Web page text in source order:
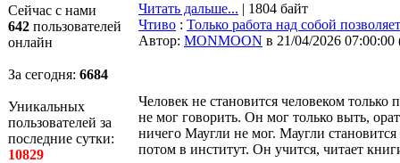
Сейчас с нами
642 пользователей
онлайн
За сегодня: 6684
Уникальных
пользователей за
последние сутки:
10829
Читать дальше... | 1804 байт
Чтиво : Только работа над собой
Автор: MONMOON в 21/04/2026 07:00:00
Человек не становится человеком
не мог говорить. Он мог только выть,
ничего Маугли не мог. Маугли становится
потом в институт. Он учится, читает